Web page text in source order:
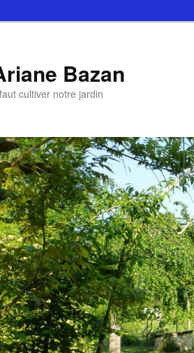
Bazan
cultiver notre jardin